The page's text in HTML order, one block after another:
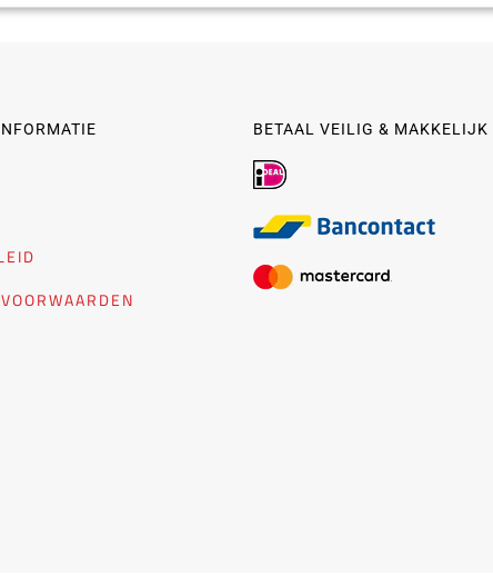
BETAAL VEILIG & MAKKELIJK